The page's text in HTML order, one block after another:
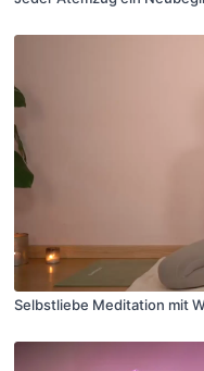
Selbstliebe Meditation mit